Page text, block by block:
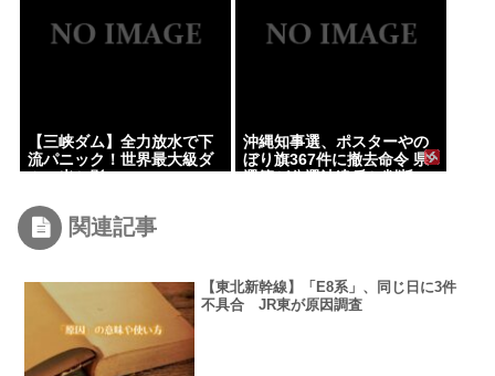
【三峡ダム】全力放水で下
流パニック！世界最大級ダ
沖縄知事選、ポスターやの
ぼり旗367件に撤去命令 県
関連記事
【東北新幹線】「E8系」、同じ日に3件
不具合 JR東が原因調査